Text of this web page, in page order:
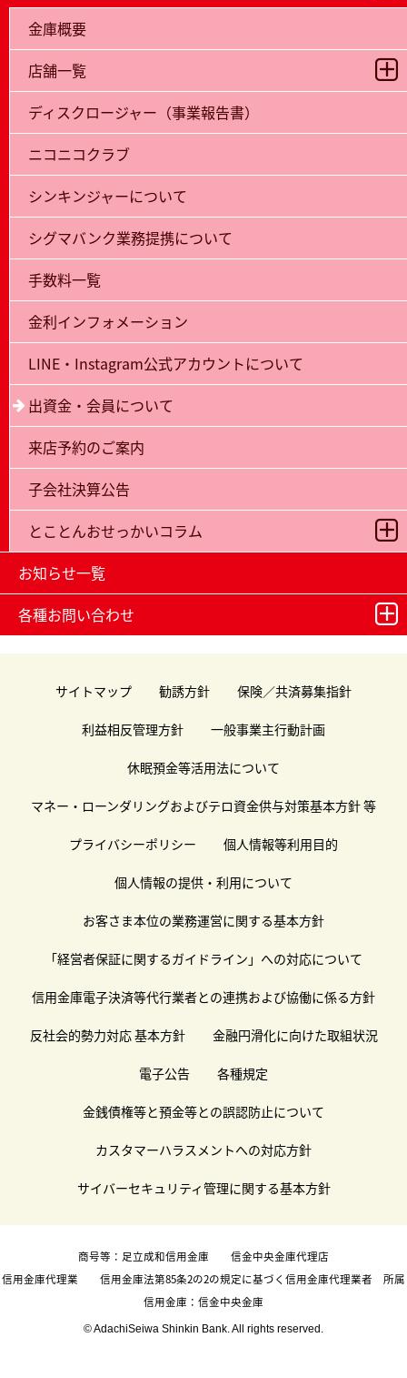
金庫概要
店舗一覧
ディスクロージャー（事業報告書）
ニコニコクラブ
シンキンジャーについて
シグマバンク業務提携について
手数料一覧
金利インフォメーション
LINE・Instagram公式アカウントについて
出資金・会員について
来店予約のご案内
子会社決算公告
とことんおせっかいコラム
お知らせ一覧
各種お問い合わせ
サイトマップ 勧誘方針 保険／共済募集指針
利益相反管理方針 一般事業主行動計画
休眠預金等活用法について
マネー・ローンダリングおよびテロ資金供与対策基本方針 等
プライバシーポリシー 個人情報等利用目的
個人情報の提供・利用について
お客さま本位の業務運営に関する基本方針
「経営者保証に関するガイドライン」への対応について
信用金庫電子決済等代行業者との連携および協働に係る方針
反社会的勢力対応 基本方針 金融円滑化に向けた取組状況
電子公告 各種規定
金銭債権等と預金等との誤認防止について
カスタマーハラスメントへの対応方針
サイバーセキュリティ管理に関する基本方針
商号等：足立成和信用金庫 信金中央金庫代理店
信用金庫代理業 信用金庫法第85条2の2の規定に基づく信用金庫代理業者 所属
信用金庫：信金中央金庫
© AdachiSeiwa Shinkin Bank. All rights reserved.